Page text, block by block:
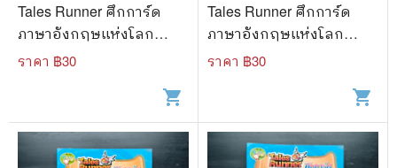
Tales Runner ศึกการ์ด
ภาษาอังกฤษแห่งโลก
นิทาน 5
ราคา ฿30
shopping_cart
Tales Runner ศึกการ์ด
ภาษาอังกฤษแห่งโลก
นิทาน 5
ราคา ฿30
shopping_cart